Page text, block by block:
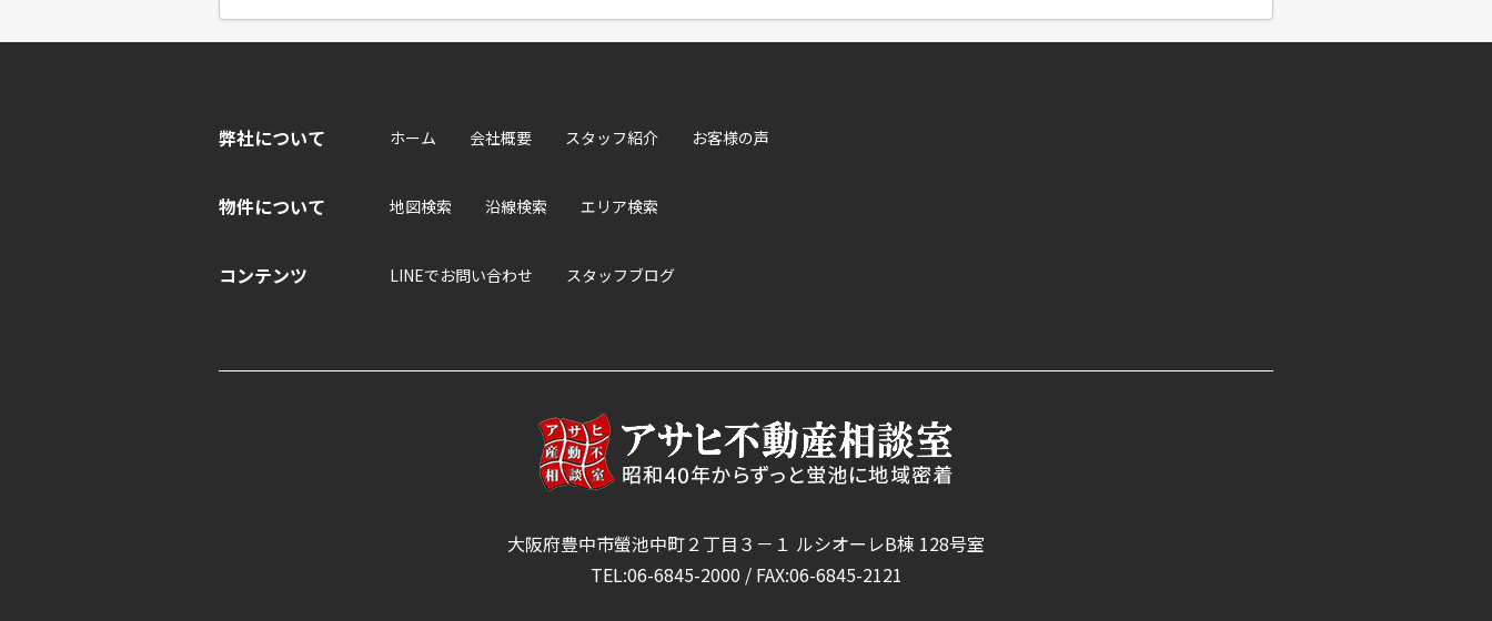
弊社について ホーム 会社概要 スタッフ紹介 お客様の声
物件について 地図検索 沿線検索 エリア検索
コンテンツ LINEでお問い合わせ スタッフブログ
大阪府豊中市螢池中町２丁目３－１ ルシオーレB棟 128号室
TEL:06-6845-2000 / FAX:06-6845-2121